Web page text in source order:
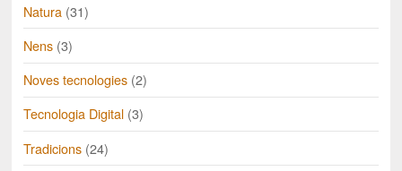
Natura (31)
Nens (3)
Noves tecnologies (2)
Tecnologia Digital (3)
Tradicions (24)